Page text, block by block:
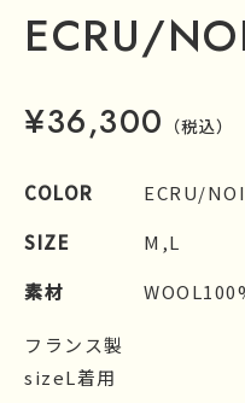
ECRU/
¥36,300 （税込）
COLOR
ECRU/
SIZE
M,L
素材
フランス製
sizeL着用